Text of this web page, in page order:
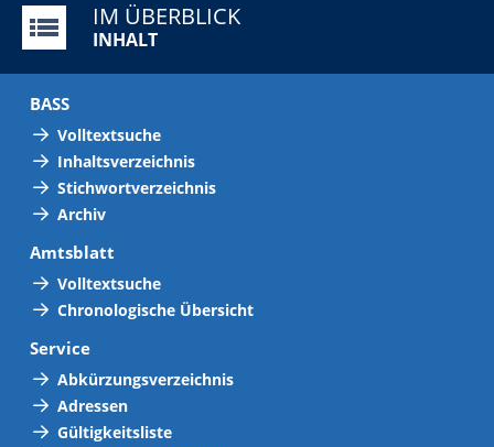
IM ÜBERBLICK
INHALT
BASS
Volltextsuche
Inhaltsverzeichnis
Stichwortverzeichnis
Archiv
Amtsblatt
Volltextsuche
Chronologische Übersicht
Service
Abkürzungsverzeichnis
Adressen
Gültigkeitsliste